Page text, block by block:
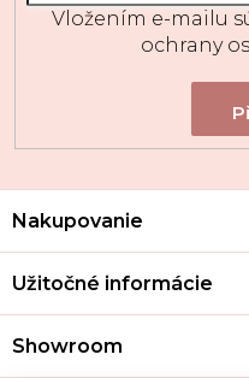
Vložením e-mailu
ochrany
Z
p
t
Nakupovanie
Užitočné informácie
Showroom